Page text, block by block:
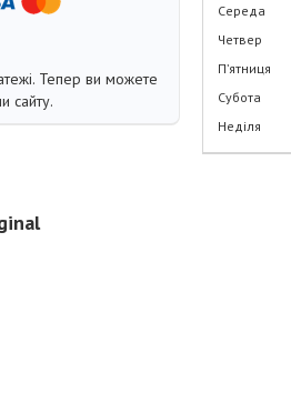
Тепер ви можете
сайту.
Середа
Четвер
Пʼятниця
Субота
Неділя